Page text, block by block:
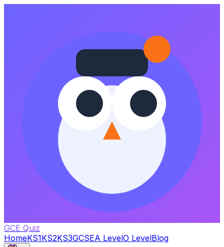
GCE Quiz
HomeKS1KS2KS3GCSEA LevelO LevelBlog